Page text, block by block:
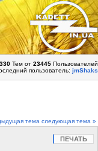
Тем от 23445Пользователей
пользователь: jmShaks
тема следующая тема »
ПЕЧАТЬ